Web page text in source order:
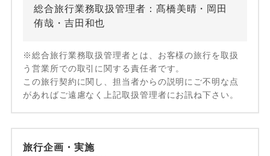
総合旅行業務取扱管理者：髙橋美晴・岡田
侑哉・吉田和也
※総合旅行業務取扱管理者とは、お客様の旅行を取扱
う営業所での取引に関する責任者です。
この旅行契約に関し、担当者からの説明にご不明な点
があればご遠慮なく上記取扱管理者にお訊ね下さい。
旅行企画・実施